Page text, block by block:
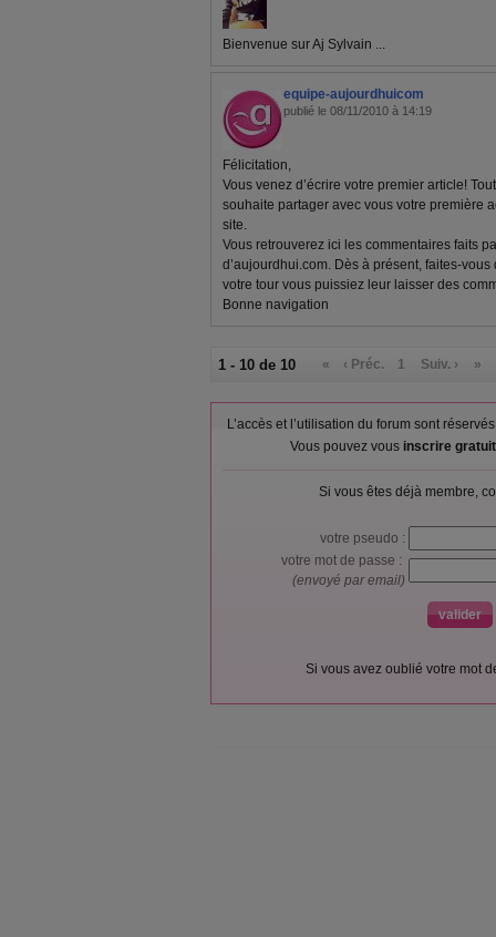
Bienvenue sur Aj Sylvain ...
equipe-aujourdhuicom
publié le 08/11/2010 à 14:19
Félicitation,
Vous venez d’écrire votre premier article!
souhaite partager avec vous votre première
site.
Vous retrouverez ici les commentaires faits
d’aujourdhui.com. Dès à présent, faites-
votre tour vous puissiez leur laisser des
Bonne navigation
1 - 10 de 10 « ‹ Préc. 1 Suiv. › »
L’accès et l’utilisation du forum sont
Vous pouvez vous inscrire
Si vous êtes déjà membre,
votre pseudo :
votre mot de passe :
(envoyé par email)
Si vous avez oublié votre mot